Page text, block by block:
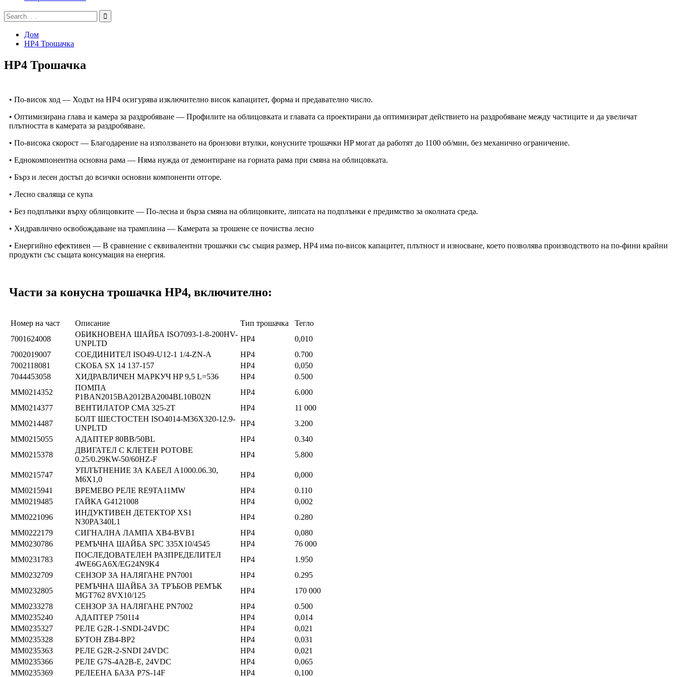
Дом
HP4 Трошачка
HP4 Трошачка
• По-висок ход — Ходът на HP4 осигурява изключително висок капацитет, форма и предавателно число.
• Оптимизирана глава и камера за раздробяване — Профилите на облицовката и главата са проектирани да оптимизират действието на раздробяване между частиците и да увеличат
плътността в камерата за раздробяване.
• По-висока скорост — Благодарение на използването на бронзови втулки, конусните трошачки HP могат да работят до 1100 об/мин, без механично ограничение.
• Еднокомпонентна основна рама — Няма нужда от демонтиране на горната рама при смяна на облицовката.
• Бърз и лесен достъп до всички основни компоненти отгоре.
• Лесно сваляща се купа
• Без подплънки върху облицовките — По-лесна и бърза смяна на облицовките, липсата на подплънки е предимство за околната среда.
• Хидравлично освобождаване на трамплина — Камерата за трошене се почиства лесно
• Енергийно ефективен — В сравнение с еквивалентни трошачки със същия размер, HP4 има по-висок капацитет, плътност и износване, което позволява производството на по-фини крайни
продукти със същата консумация на енергия.
Части за конусна трошачка HP4, включително:
Номер на част Описание Тип трошачка
Тегло
7001624008
ОБИКНОВЕНА ШАЙБА ISO7093-1-8-200HV-
UNPLTD
HP4
0,010
7002019007
СОЕДИНИТЕЛ ISO49-U12-1 1/4-ZN-A HP4
0.700
7002118081
СКОБА SX 14 137-157 HP4
0,050
7044453058
ХИДРАВЛИЧЕН МАРКУЧ HP 9,5 L=536 HP4
0.500
ММ0214352
ПОМПА
P1BAN2015BA2012BA2004BL10B02N
HP4
6.000
ММ0214377
ВЕНТИЛАТОР CMA 325-2T HP4
11 000
ММ0214487
БОЛТ ШЕСТОСТЕН ISO4014-M36X320-12.9-
UNPLTD
HP4
3.200
ММ0215055
АДАПТЕР 80BB/50BL HP4
0.340
ММ0215378
ДВИГАТЕЛ С КЛЕТЕН РОТОВЕ
0.25/0.29KW-50/60HZ-F
HP4 5.800
ММ0215747
УПЛЪТНЕНИЕ ЗА КАБЕЛ A1000.06.30,
M6X1,0
HP4
0,000
ММ0215941
ВРЕМЕВО РЕЛЕ RE9TA11MW HP4
0.110
ММ0219485
ГАЙКА G4121008 HP4
0,002
ММ0221096
ИНДУКТИВЕН ДЕТЕКТОР XS1
N30PA340L1
HP4
0.280
ММ0222179
СИГНАЛНА ЛАМПА XB4-BVB1 HP4
0,080
ММ0230786
РЕМЪЧНА ШАЙБА SPC 335X10/4545 HP4
76 000
ММ0231783
ПОСЛЕДОВАТЕЛЕН РАЗПРЕДЕЛИТЕЛ
4WE6GA6X/EG24N9K4
HP4
1.950
ММ0232709
СЕНЗОР ЗА НАЛЯГАНЕ PN7001 HP4
0.295
ММ0232805
РЕМЪЧНА ШАЙБА ЗА ТРЪБОВ РЕМЪК
MGT762 8VX10/125
HP4
170 000
ММ0233278
СЕНЗОР ЗА НАЛЯГАНЕ PN7002 HP4
0.500
ММ0235240
АДАПТЕР 750114 HP4
0,014
ММ0235327
РЕЛЕ G2R-1-SNDI-24VDC HP4
0,021
ММ0235328
БУТОН ZB4-BP2 HP4
0,031
ММ0235363
РЕЛЕ G2R-2-SNDI 24VDC HP4
0,021
ММ0235366
РЕЛЕ G7S-4A2B-E, 24VDC HP4
0,065
ММ0235369
РЕЛЕЕНА БАЗА P7S-14F HP4 0,100